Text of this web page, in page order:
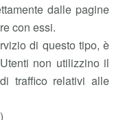
dalle pagine
con essi.
di questo tipo, è
non utilizzino il
traffico relativi alle